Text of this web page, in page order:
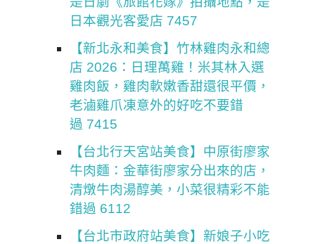
日本觀光客愛店 7457
【新北永和美食】竹林雞肉永和總
店 2026：日理萬雞！米其林入選
雞肉飯，雞肉軟嫩香甜還很平價，
老滷雞爪凍意外的好吃不要錯
過 7415
【台北行天宮站美食】中原街廖家
牛肉麵：金華街廖家分出來的店，
清燉牛肉湯醇美，小菜很精彩不能
錯過 6112
【台北市政府站美食】新娘子小吃